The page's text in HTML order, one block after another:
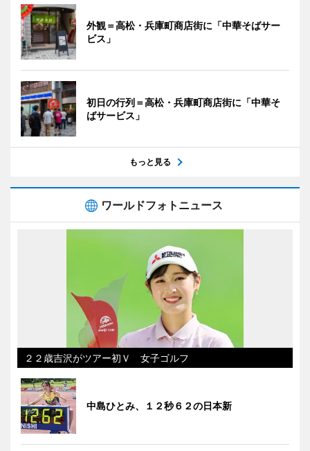
外観＝高松・兵庫町商店街に「中華そばサー
ビス」
初日の行列＝高松・兵庫町商店街に「中華そ
ばサービス」
もっと見る
ワールドフォトニュース
２２歳吉沢がツアー初Ｖ 女子ゴルフ
中島ひとみ、１２秒６２の日本新